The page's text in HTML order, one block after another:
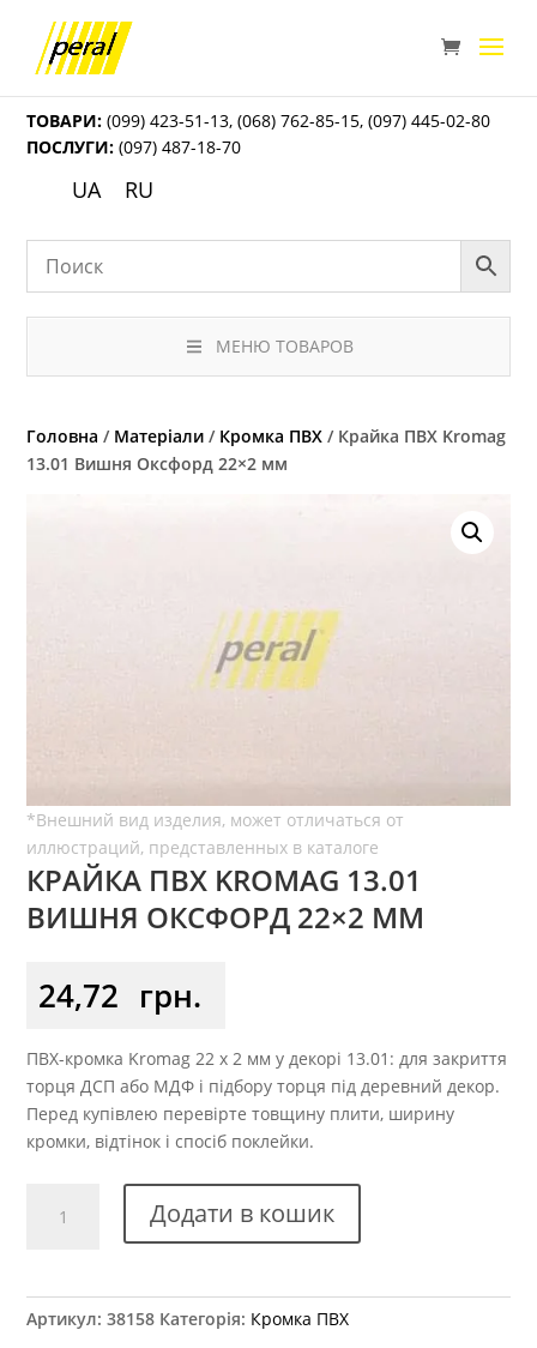
ТОВАРИ: (099) 423-51-13,(068) 762-85-15,(097) 445-02-80
ПОСЛУГИ: (097) 487-18-70
UA RU
МЕНЮ ТОВАРОВ
Головна / Матеріали / Кромка ПВХ / Крайка ПВХ Kromag
13.01 Вишня Оксфорд 22×2 мм
КРАЙКА ПВХ KROMAG 13.01
ВИШНЯ ОКСФОРД 22×2 ММ
24,72 грн.
ПВХ-кромка Kromag 22 x 2 мм у декорі 13.01: для закриття
торця ДСП або МДФ і підбору торця під деревний декор.
Перед купівлею перевірте товщину плити, ширину
кромки, відтінок і спосіб поклейки.
Оксфорд
Додати в кошик
Артикул:38158 Категорія: Кромка ПВХ